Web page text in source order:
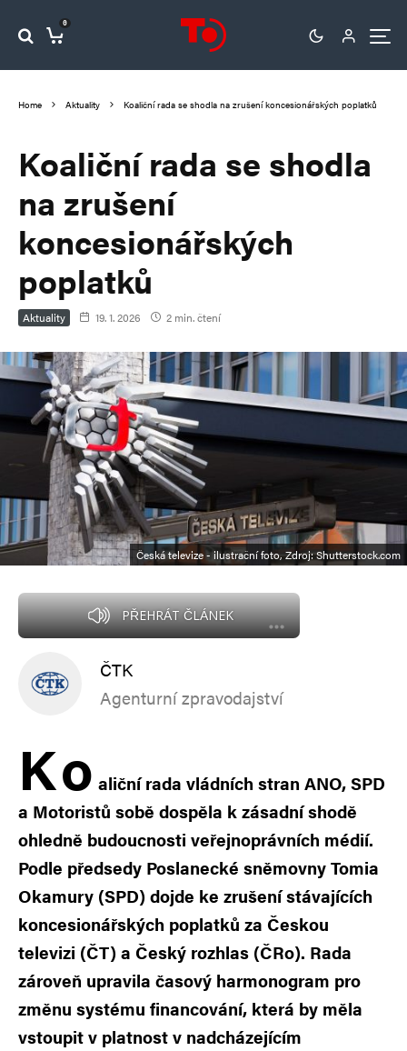
0
Home Aktuality Koaliční rada se shodla na zrušení koncesionářských poplatků
Koaliční rada se shodla
na zrušení
koncesionářských
poplatků
Aktuality 19. 1. 2026 2 min. čtení
Česká televize - ilustrační foto, Zdroj: Shutterstock.com
PŘEHRÁT ČLÁNEK
ČTK
Agenturní zpravodajství
Ko aliční rada vládních stran ANO, SPD
a Motoristů sobě dospěla k zásadní shodě
ohledně budoucnosti veřejnoprávních médií.
Podle předsedy Poslanecké sněmovny Tomia
Okamury (SPD) dojde ke zrušení stávajících
koncesionářských poplatků za Českou
televizi (ČT) a Český rozhlas (ČRo). Rada
zároveň upravila časový harmonogram pro
změnu systému financování, která by měla
vstoupit v platnost v nadcházejícím